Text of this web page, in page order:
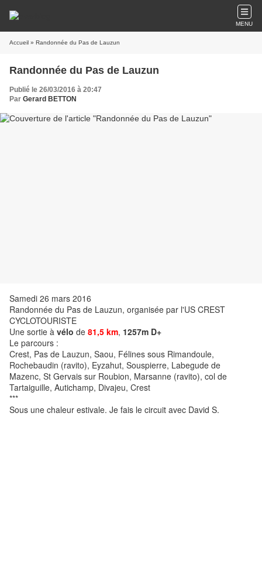
MENU
Accueil » Randonnée du Pas de Lauzun
Randonnée du Pas de Lauzun
Publié le 26/03/2016 à 20:47
Par Gerard BETTON
Samedi 26 mars 2016
Randonnée du Pas de Lauzun, organisée par l'US CREST
CYCLOTOURISTE
Une sortie à vélo de 81,5 km, 1257m D+
Le parcours :
Crest, Pas de Lauzun, Saou, Félines sous Rimandoule,
Rochebaudin (ravito), Eyzahut, Souspierre, Labegude de
Mazenc, St Gervais sur Roubion, Marsanne (ravito), col de
Tartaiguille, Autichamp, Divajeu, Crest
***
Sous une chaleur estivale. Je fais le circuit avec David S.